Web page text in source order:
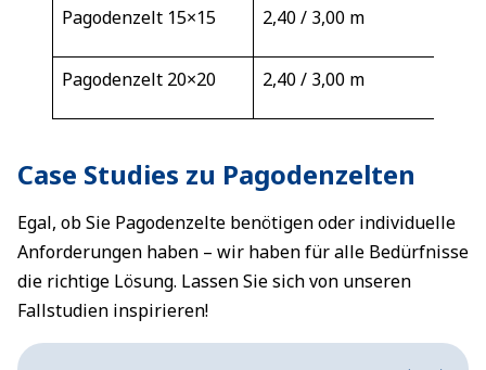
Pagodenzelt 15×15 2,40 / 3,00 m
Pagodenzelt 20×20 2,40 / 3,00 m
Case Studies zu Pagodenzelten
Egal, ob Sie Pagodenzelte benötigen oder individuelle
Anforderungen haben – wir haben für alle Bedürfnisse
die richtige Lösung. Lassen Sie sich von unseren
Fallstudien inspirieren!